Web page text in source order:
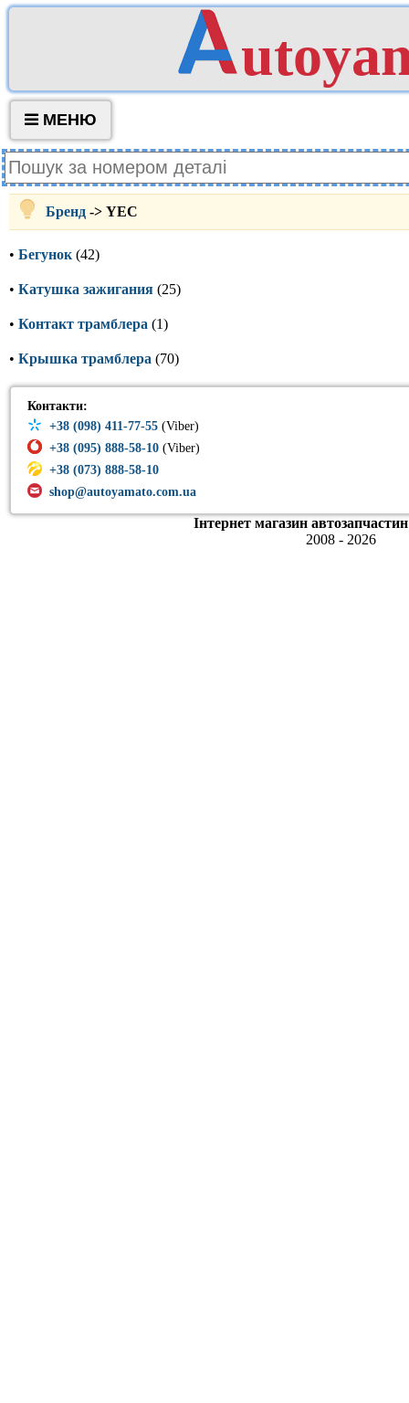
МЕНЮ
Бренд -> YEC
• Бегунок (42)
• Катушка зажигания (25)
• Контакт трамблера (1)
• Крышка трамблера (70)
Контакти:
+38 (098) 411-77-55 (Viber)
+38 (095) 888-58-10 (Viber)
+38 (073) 888-58-10
shop@autoyamato.com.ua
Інтернет магазин
2008 - 2026